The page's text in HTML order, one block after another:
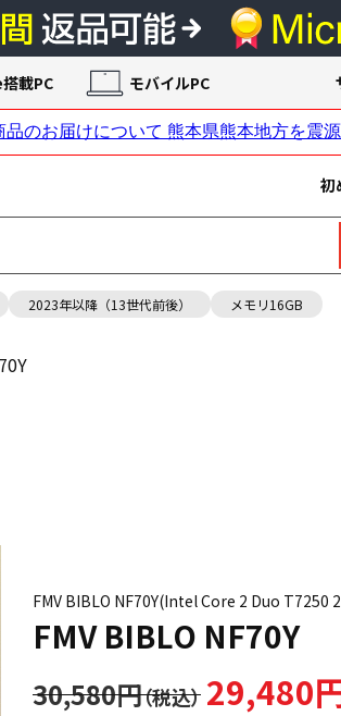
初
2023年以降（13世代前後） メモリ16GB
載PC モバイルPC
FMV BIBLO NF70Y(Intel Core 2 Duo T7250
FMV BIBLO NF70Y
29,480
30,580円